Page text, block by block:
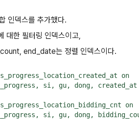
인덱스를 추가했다.
대한 필터링 인덱스이고,
end_date는 정렬 인덱스이다.
on
si, gu, dong,
on
si, gu, dong,